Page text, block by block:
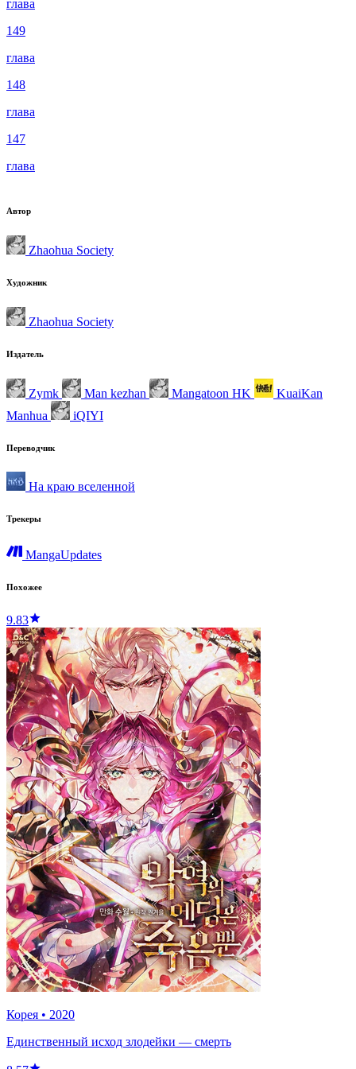
глава
149
глава
148
глава
147
глава
Автор
Zhaohua Society
Художник
Zhaohua Society
Издатель
Zymk Man kezhan Mangatoon HK
KuaiKan
Manhua
iQIYI
Переводчик
На краю вселенной
Трекеры
MangaUpdates
Похожее
9.83
Корея • 2020
Единственный исход злодейки — смерть